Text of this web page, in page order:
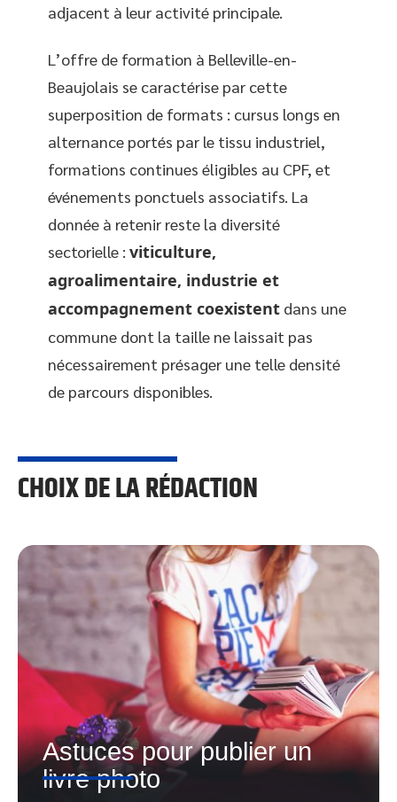
adjacent à leur activité principale.
L’offre de formation à Belleville-en-
Beaujolais se caractérise par cette
superposition de formats : cursus longs en
alternance portés par le tissu industriel,
formations continues éligibles au CPF, et
événements ponctuels associatifs. La
donnée à retenir reste la diversité
sectorielle : viticulture,
agroalimentaire, industrie et
accompagnement coexistent dans une
commune dont la taille ne laissait pas
nécessairement présager une telle densité
de parcours disponibles.
CHOIX DE LA RÉDACTION
Astuces pour publier un
livre photo